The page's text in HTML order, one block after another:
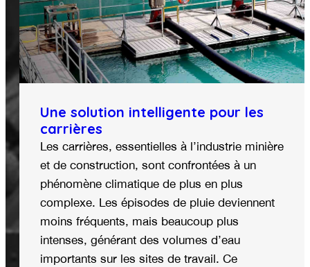
Une solution intelligente pour les
carrières
Les carrières, essentielles à l’industrie minière
et de construction, sont confrontées à un
phénomène climatique de plus en plus
complexe. Les épisodes de pluie deviennent
moins fréquents, mais beaucoup plus
intenses, générant des volumes d’eau
importants sur les sites de travail. Ce